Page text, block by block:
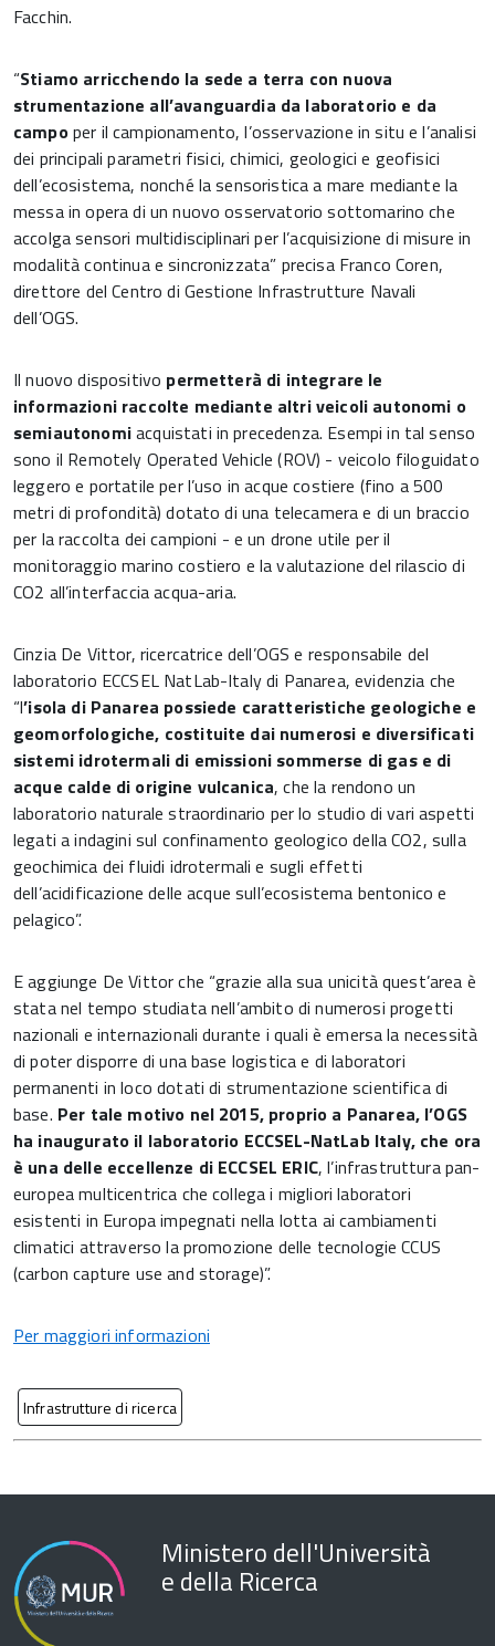
Facchin.
“Stiamo arricchendo la sede a terra con nuova
strumentazione all’avanguardia da laboratorio e da
campoper il campionamento, l’osservazione in situ e l’analisi
dei principali parametri fisici, chimici, geologici e geofisici
dell’ecosistema, nonché la sensoristica a mare mediante la
messa in opera di un nuovo osservatorio sottomarino che
accolga sensori multidisciplinari per l’acquisizione di misure in
modalità continua e sincronizzata” precisa Franco Coren,
direttore del Centro di Gestione Infrastrutture Navali
dell’OGS.
Il nuovo dispositivo permetterà di integrare le
informazioni raccolte mediante altri veicoli autonomi o
semiautonomiacquistati in precedenza. Esempi in tal senso
sono il Remotely Operated Vehicle (ROV) - veicolo filoguidato
leggero e portatile per l’uso in acque costiere (fino a 500
metri di profondità) dotato di una telecamera e di un braccio
per la raccolta dei campioni - e un drone utile per il
monitoraggio marino costiero e la valutazione del rilascio di
CO2 all’interfaccia acqua-aria.
Cinzia De Vittor, ricercatrice dell’OGS e responsabile del
laboratorio ECCSEL NatLab-Italy di Panarea, evidenzia che
“l’isola di Panarea possiede caratteristiche geologiche e
geomorfologiche, costituite dai numerosi e diversificati
sistemi idrotermali di emissioni sommerse di gas e di
acque calde di origine vulcanica, che la rendono un
laboratorio naturale straordinario per lo studio di vari aspetti
legati a indagini sul confinamento geologico della CO2, sulla
geochimica dei fluidi idrotermali e sugli effetti
dell’acidificazione delle acque sull’ecosistema bentonico e
pelagico”.
E aggiunge De Vittor che “grazie alla sua unicità quest’area è
stata nel tempo studiata nell’ambito di numerosi progetti
nazionali e internazionali durante i quali è emersa la necessità
di poter disporre di una base logistica e di laboratori
permanenti in loco dotati di strumentazione scientifica di
base. Per tale motivo nel 2015, proprio a Panarea, l’OGS
ha inaugurato il laboratorio ECCSEL-NatLab Italy, che ora
è una delle eccellenze di ECCSEL ERIC, l’infrastruttura pan-
europea multicentrica che collega i migliori laboratori
esistenti in Europa impegnati nella lotta ai cambiamenti
climatici attraverso la promozione delle tecnologie CCUS
(carbon capture use and storage)”.
Per maggiori informazioni
Infrastrutture di ricerca
Ministero dell'Università
e della Ricerca